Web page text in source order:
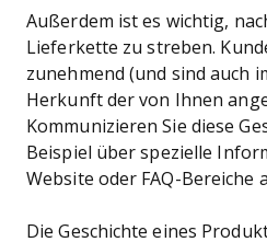
Außerdem ist es wichtig,
Lieferkette zu streben.
zunehmend (und sind auch
Herkunft der von Ihnen
Kommunizieren Sie diese
Beispiel über spezielle
Website oder FAQ-Bereiche
Die Geschichte eines